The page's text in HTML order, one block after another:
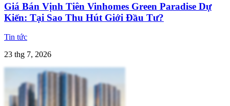
Giá Bán Vịnh Tiên Vinhomes Green Paradise Dự
Kiến: Tại Sao Thu Hút Giới Đầu Tư?
Tin tức
23 thg 7, 2026